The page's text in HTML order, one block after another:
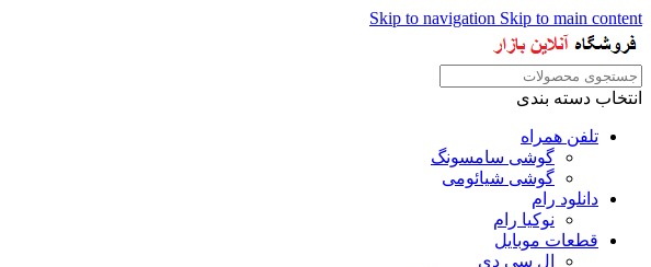
Skip to navigation Skip to main content
انتخاب دسته بندی
تلفن همراه
گوشی سامسونگ
گوشی شیائومی
دانلود رام
نوکیا رام
قطعات موبایل
ال سی دی